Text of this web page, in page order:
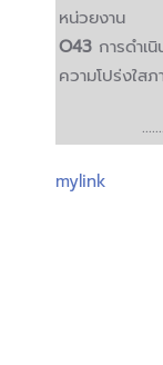
หน่วยงาน
O43 การดำเ
ความโปร่งใส
mylink